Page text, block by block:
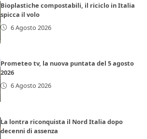
Bioplastiche compostabili, il riciclo in Italia
spicca il volo
6 Agosto 2026
Prometeo tv, la nuova puntata del 5 agosto
2026
6 Agosto 2026
La lontra riconquista il Nord Italia dopo
decenni di assenza